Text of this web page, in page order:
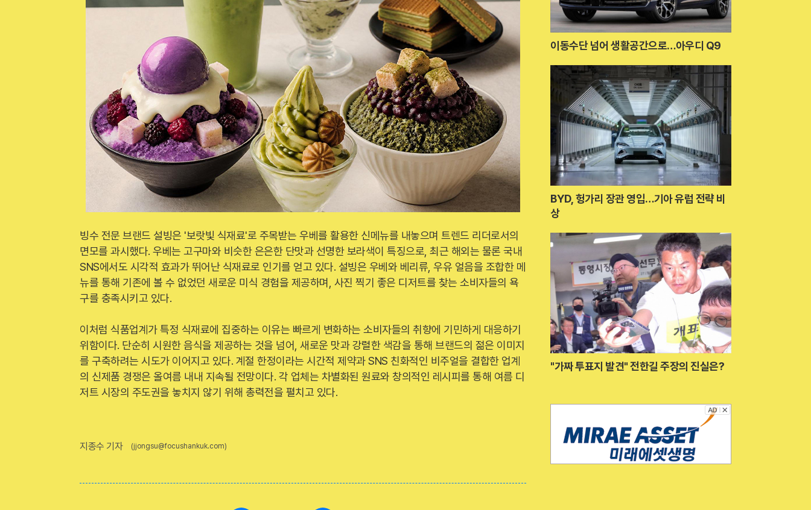
빙수 전문 브랜드 설빙은 '보랏빛 식재료'로 주목받는 우베를 활용한 신메뉴를 내놓으며 트렌드 리더로서의
면모를 과시했다. 우베는 고구마와 비슷한 은은한 단맛과 선명한 보라색이 특징으로, 최근 해외는 물론 국내
SNS에서도 시각적 효과가 뛰어난 식재료로 인기를 얻고 있다. 설빙은 우베와 베리류, 우유 얼음을 조합한 메
뉴를 통해 기존에 볼 수 없었던 새로운 미식 경험을 제공하며, 사진 찍기 좋은 디저트를 찾는 소비자들의 욕
구를 충족시키고 있다.
이처럼 식품업계가 특정 식재료에 집중하는 이유는 빠르게 변화하는 소비자들의 취향에 기민하게 대응하기
위함이다. 단순히 시원한 음식을 제공하는 것을 넘어, 새로운 맛과 강렬한 색감을 통해 브랜드의 젊은 이미지
를 구축하려는 시도가 이어지고 있다. 계절 한정이라는 시간적 제약과 SNS 친화적인 비주얼을 결합한 업계
의 신제품 경쟁은 올여름 내내 지속될 전망이다. 각 업체는 차별화된 원료와 창의적인 레시피를 통해 여름 디
저트 시장의 주도권을 놓치지 않기 위해 총력전을 펼치고 있다.
지종수 기자 (jjongsu@focushankuk.com)
이동수단 넘어 생활공간으로…아우디 Q9
BYD, 헝가리 장관 영입…기아 유럽 전략 비
상
"가짜 투표지 발견" 전한길 주장의 진실은?